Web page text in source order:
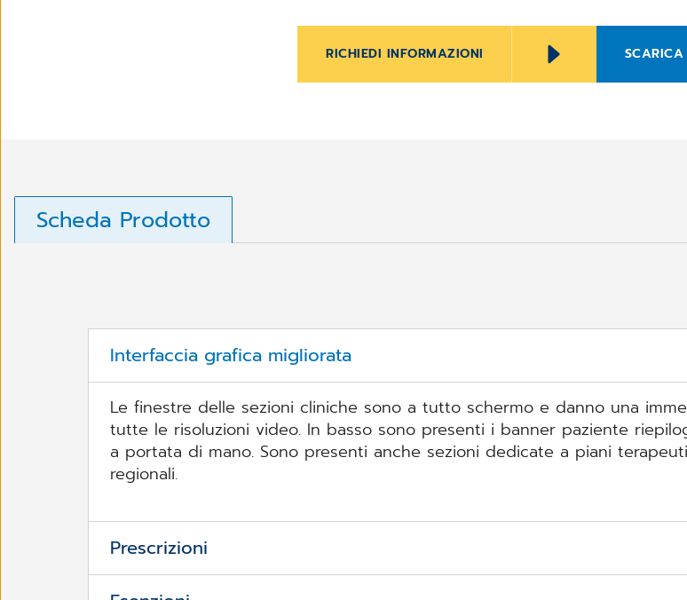
RICHIEDI INFORMAZIONI
Scheda Prodotto
Interfaccia grafica migliorata
Le finestre delle sezioni cliniche sono a tutto schermo e danno una
tutte le risoluzioni video. In basso sono presenti i banner paziente
a portata di mano. Sono presenti anche sezioni dedicate a piani
regionali.
Prescrizioni